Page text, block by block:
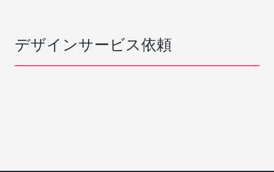
デザインサービス依頼